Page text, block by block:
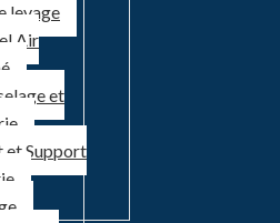
levage
Air
et
et Support